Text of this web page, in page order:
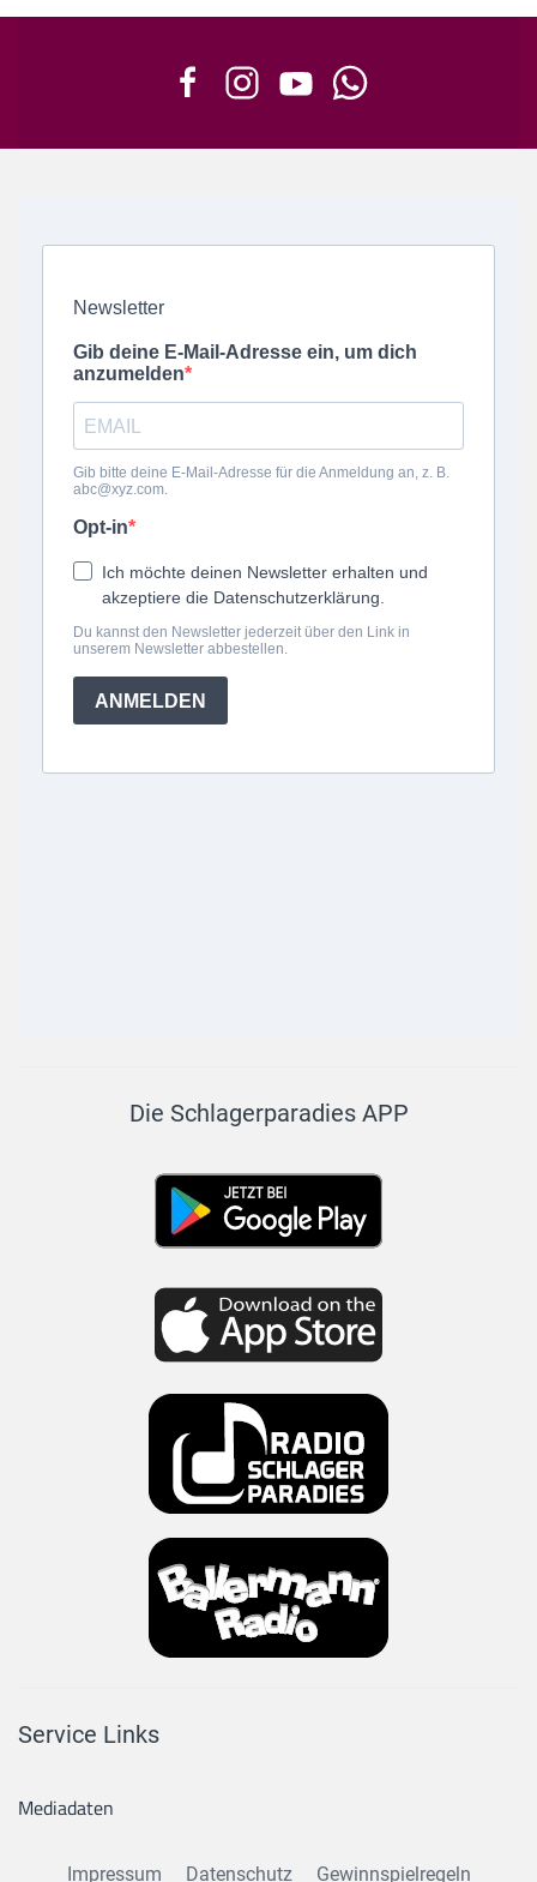
Die Schlagerparadies APP
Service Links
Mediadaten
Impressum Datenschutz Gewinnspielregeln